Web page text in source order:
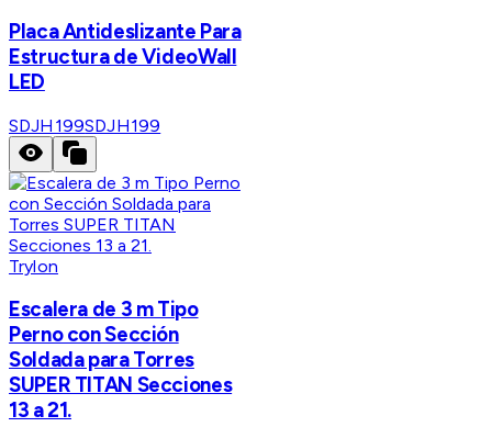
Placa Antideslizante Para
Estructura de VideoWall
LED
SDJH199SDJH199
Trylon
Escalera de 3 m Tipo
Perno con Sección
Soldada para Torres
SUPER TITAN Secciones
13 a 21.